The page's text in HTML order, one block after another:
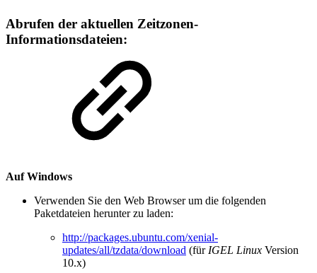
Abrufen der aktuellen Zeitzonen-
Informationsdateien:
Auf Windows
Verwenden Sie den Web Browser um die folgenden
Paketdateien herunter zu laden:
http://packages.ubuntu.com/xenial-
updates/all/tzdata/download (für IGEL Linux Version
10.x)